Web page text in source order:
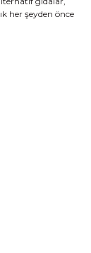
her şeyden önce